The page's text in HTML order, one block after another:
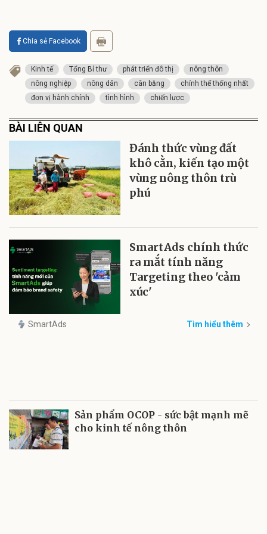
Chia sẻ Facebook
Kinh tế Tổng Bí thư phát triển đô thị
nông thôn
nông nghiệp
nông dân cân bằng
chỉnh thể thống nhất
đơn vị hành chính
tình hình chiến lược
BÀI LIÊN QUAN
Đánh thức vùng đất
khô cằn, kiến tạo một
vùng nông thôn trù
phú
SmartAds chính thức
ra mắt tính năng
Targeting theo 'cảm
xúc'
SmartAds Tìm hiểu thêm
Sản phẩm OCOP - sức bật mạnh mẽ
cho kinh tế nông thôn